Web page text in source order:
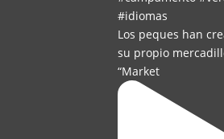
Los peques han
su propio
“Market